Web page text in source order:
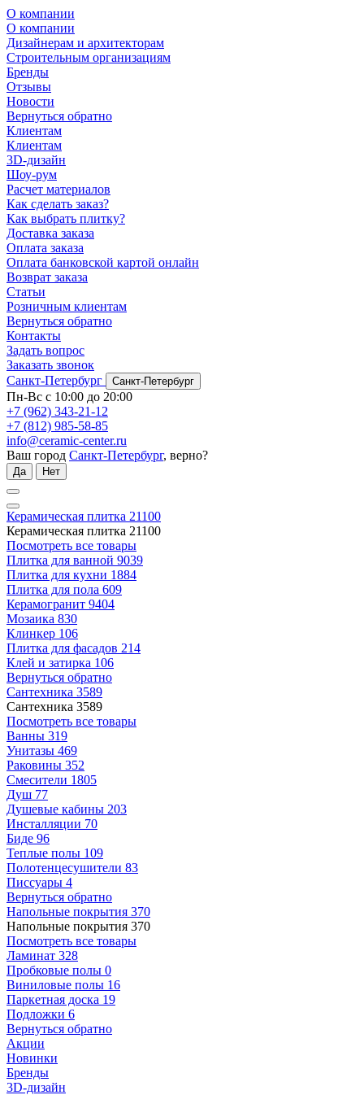
О компании
О компании
Дизайнерам и архитекторам
Строительным организациям
Бренды
Отзывы
Новости
Вернуться обратно
Клиентам
Клиентам
3D-дизайн
Шоу-рум
Расчет материалов
Как сделать заказ?
Как выбрать плитку?
Доставка заказа
Оплата заказа
Оплата банковской картой онлайн
Возврат заказа
Статьи
Розничным клиентам
Вернуться обратно
Контакты
Задать вопрос
Заказать звонок
Санкт-Петербург
Санкт-Петербург
Пн-Вс с 10:00 до 20:00
+7 (962) 343-21-12
+7 (812) 985-58-85
info@ceramic-center.ru
Ваш город Санкт-Петербург, верно?
Да Нет
Керамическая плитка 21100
Керамическая плитка 21100
Посмотреть все товары
Плитка для ванной 9039
Плитка для кухни 1884
Плитка для пола 609
Керамогранит 9404
Мозаика 830
Клинкер 106
Плитка для фасадов 214
Клей и затирка 106
Вернуться обратно
Сантехника 3589
Сантехника 3589
Посмотреть все товары
Ванны 319
Унитазы 469
Раковины 352
Смесители 1805
Душ 77
Душевые кабины 203
Инсталляции 70
Биде 96
Теплые полы 109
Полотенцесушители 83
Писсуары 4
Вернуться обратно
Напольные покрытия 370
Напольные покрытия 370
Посмотреть все товары
Ламинат 328
Пробковые полы 0
Виниловые полы 16
Паркетная доска 19
Подложки 6
Вернуться обратно
Акции
Новинки
Бренды
3D-дизайн